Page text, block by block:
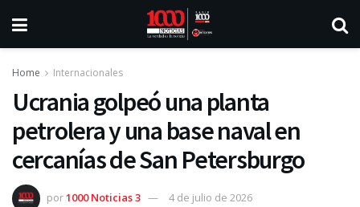
Home Internacionales
Ucrania golpeó una planta
petrolera y una base naval en
cercanías de San Petersburgo
por1000 Noticias 3 4 de julio de 2026